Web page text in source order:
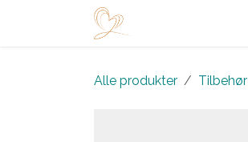
Alle produkter Tilbehør